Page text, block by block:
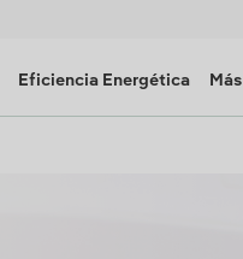
Eficiencia Energética Más